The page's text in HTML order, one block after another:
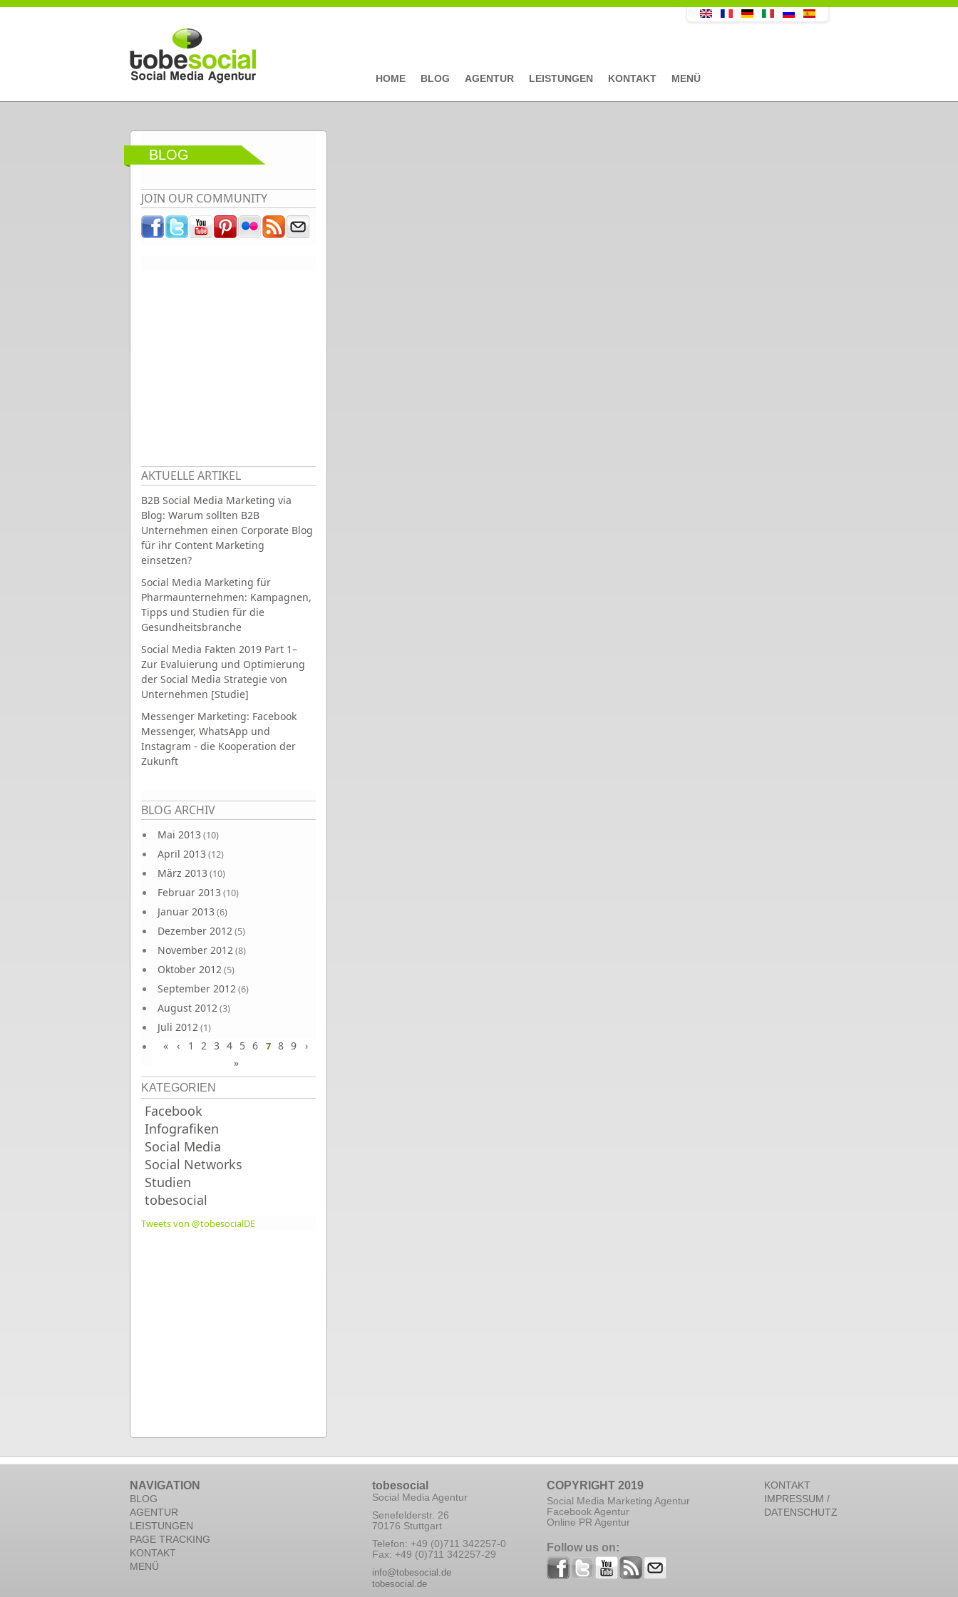
Direkt zum Inhalt
HOME BLOG AGENTUR LEISTUNGEN KONTAKT MENÜ
BLOG
JOIN OUR COMMUNITY
AKTUELLE ARTIKEL
B2B Social Media Marketing via
Blog: Warum sollten B2B
Unternehmen einen Corporate Blog
für ihr Content Marketing
einsetzen?
Social Media Marketing für
Pharmaunternehmen: Kampagnen,
Tipps und Studien für die
Gesundheitsbranche
Social Media Fakten 2019 Part 1–
Zur Evaluierung und Optimierung
der Social Media Strategie von
Unternehmen [Studie]
Messenger Marketing: Facebook
Messenger, WhatsApp und
Instagram - die Kooperation der
Zukunft
BLOG ARCHIV
Mai 2013 (10)
April 2013 (12)
März 2013 (10)
Februar 2013 (10)
Januar 2013 (6)
Dezember 2012(5)
November 2012(8)
Oktober 2012(5)
September 2012(6)
August 2012(3)
Juli 2012(1)
Juni 2012(4)
Seiten
« ‹ 1 2 3 4 5 6 7 8 9
›
»
KATEGORIEN
Facebook
Infografiken
Social Media
Social Networks
Studien
tobesocial
Tweets von @tobesocialDE
NAVIGATION
BLOG
AGENTUR
LEISTUNGEN
PAGE TRACKING
KONTAKT
MENÜ
tobesocial
Social Media Agentur
Senefelderstr. 26
70176 Stuttgart
Telefon: +49 (0)711 342257-0
Fax: +49 (0)711 342257-29
info@tobesocial.de
tobesocial.de
COPYRIGHT 2019
Social Media Marketing Agentur
Facebook Agentur
Online PR Agentur
Follow us on:
KONTAKT
IMPRESSUM /
DATENSCHUTZ